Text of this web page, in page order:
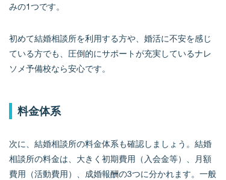
みの1つです。
初めて結婚相談所を利用する方や、婚活に不安を感じ
ている方でも、圧倒的にサポートが充実しているナレ
ソメ予備校なら安心です。
料金体系
次に、結婚相談所の料金体系も確認しましょう。結婚
相談所の料金は、大きく初期費用（入会金等）、月額
費用（活動費用）、成婚報酬の3つに分かれます。一般